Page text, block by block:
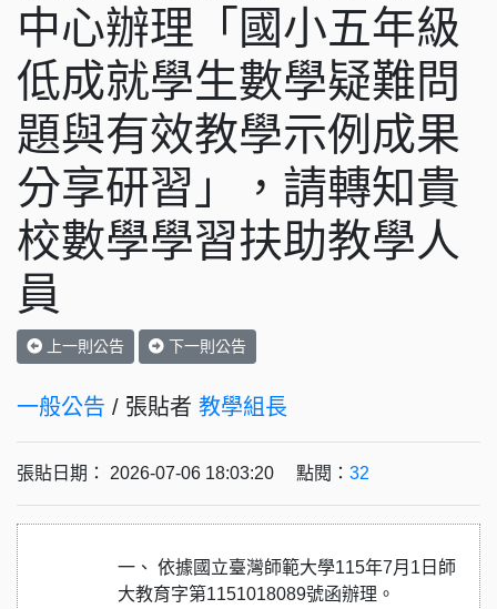
中心辦理「國小五年級
低成就學生數學疑難問
題與有效教學示例成果
分享研習」，請轉知貴
校數學學習扶助教學人
員
上一則公告 下一則公告
一般公告 / 張貼者 教學組長
張貼日期： 2026-07-06 18:03:20 點閱： 32
一、 依據國立臺灣師範大學115年7月1日師
大教育字第1151018089號函辦理。